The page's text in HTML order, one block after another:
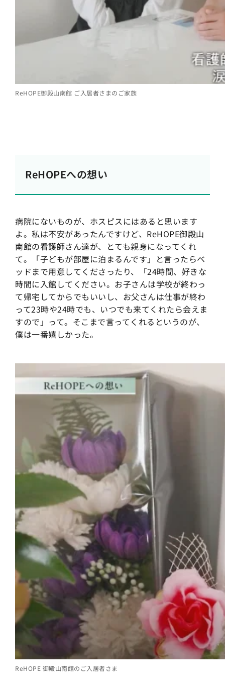
ReHOPE御殿山南館 ご入居者さまのご家族
ReHOPEへの想い
病院にないものが、ホスピスにはあると思います
よ。私は不安があったんですけど、ReHOPE御殿山
南館の看護師さん達が、とても親身になってくれ
て。「子どもが部屋に泊まるんです」と言ったらベ
ッドまで用意してくださったり、「24時間、好きな
時間に入館してください。お子さんは学校が終わっ
て帰宅してからでもいいし、お父さんは仕事が終わ
って23時や24時でも、いつでも来てくれたら会えま
すので」って。そこまで言ってくれるというのが、
僕は一番嬉しかった。
ReHOPE 御殿山南館のご入居者さま